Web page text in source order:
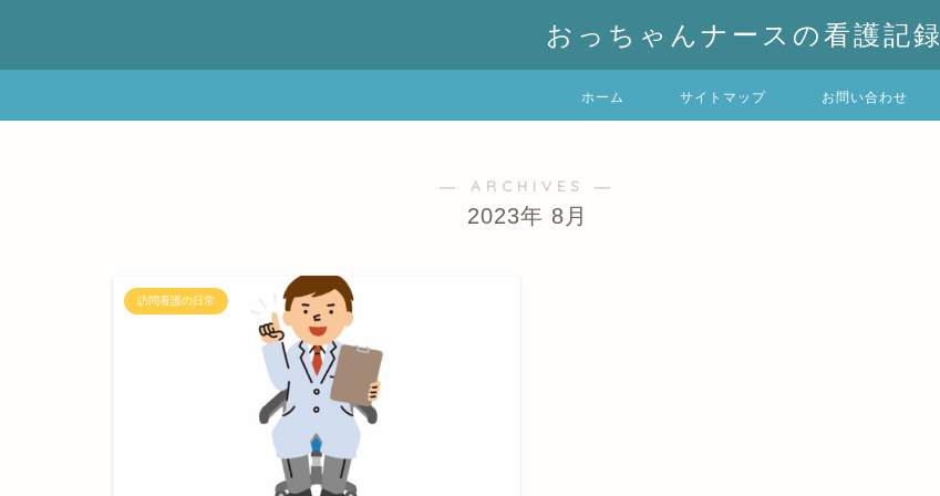
おっちゃんナースの看護記録
ホーム サイトマップ お問い合わせ
― ARCHIVES ―
2023年 8月
訪問看護の日常